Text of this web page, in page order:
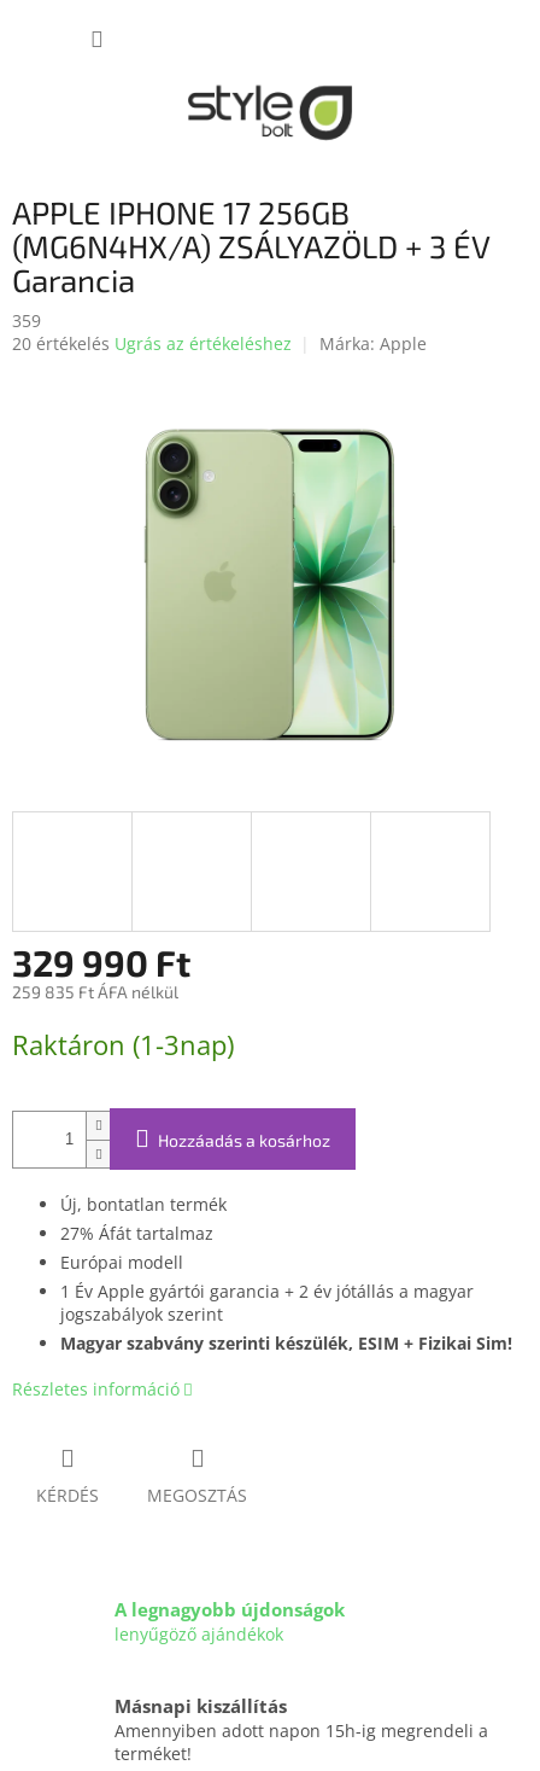
APPLE IPHONE 17 256GB
(MG6N4HX/A) ZSÁLYAZÖLD + 3 ÉV
Garancia
359
A
20 értékelés Ugrás az értékeléshez Márka: Apple
329 990 Ft
259 835 Ft ÁFA nélkül
Raktáron (1-3nap)
Hozzáadás a kosárhoz
Új, bontatlan termék
27% Áfát tartalmaz
Európai modell
1 Év Apple gyártói garancia + 2 év jótállás a magyar
jogszabályok szerint
Magyar szabvány szerinti készülék, ESIM + Fizikai Sim!
Részletes információ
KÉRDÉS MEGOSZTÁS
A legnagyobb újdonságok
lenyűgöző ajándékok
Másnapi kiszállítás
Amennyiben adott napon 15h-ig megrendeli a
terméket!